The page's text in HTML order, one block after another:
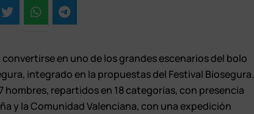
convertirse en uno de los grandes escenarios del bolo
integrado en la propuestas del Festival Biosegura.
hombres, repartidos en 18 categorías, con presencia
y la Comunidad Valenciana, con una expedición